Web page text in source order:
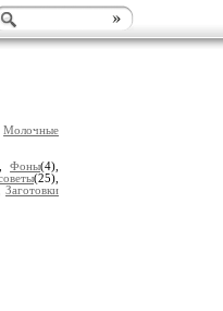
Молочные
Фоны(4),
(25),
Заготовки